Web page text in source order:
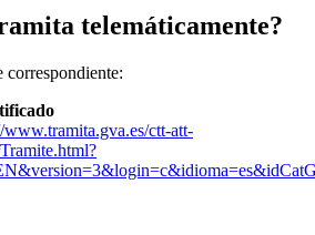
telemáticamente?
correspondiente:
www.tramita.gva.es/ctt-att-